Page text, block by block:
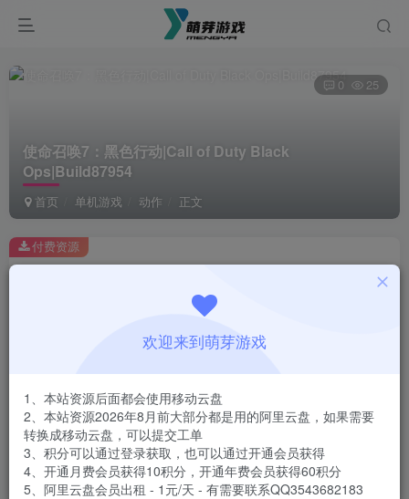
使命召唤7：黑色行动|Call of Duty Black
Ops|Build87954
首页 单机游戏 动作 正文
0 25
此内容为付费资源，请付费后查看
￥1
免费
登录购买
安装包大小
游戏本体大小
7.84 GB
付费资源
欢迎来到萌芽游戏
1、本站资源后面都会使用移动云盘
2、本站资源2026年8月前大部分都是用的阿里云盘，如果需要
转换成移动云盘，可以提交工单
3、积分可以通过登录获取，也可以通过开通会员获得
4、开通月费会员获得10积分，开通年费会员获得60积分
5、阿里云盘会员出租 - 1元/天 - 有需要联系QQ3543682183